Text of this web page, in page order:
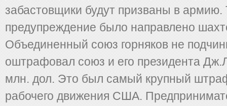
забастовщики будут призваны в армию.
предупреждение было направлено
Объединенный союз горняков не
оштрафовал союз и его президента
млн. дол. Это был самый крупный
рабочего движения США.